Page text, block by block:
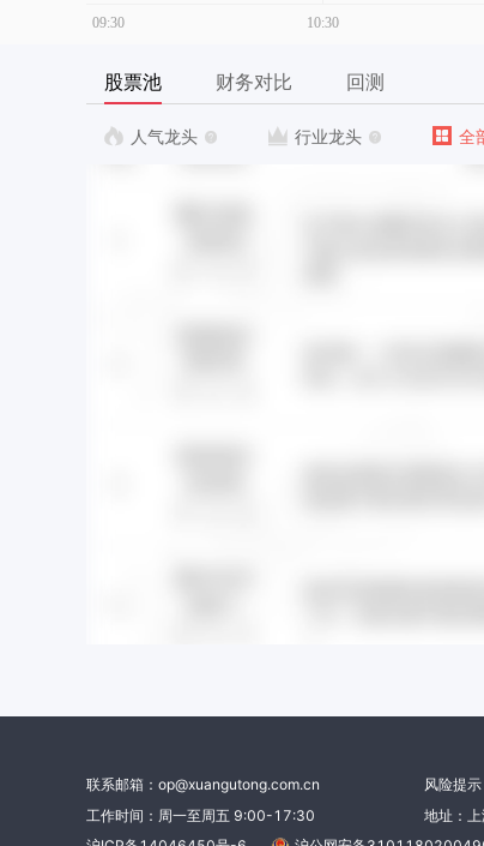
股票池 财务对比 回测
人气龙头  行业龙头  全
联系邮箱：op@xuangutong.com.cn
工作时间：周一至周五 9:00-17:30
风险提
地址：